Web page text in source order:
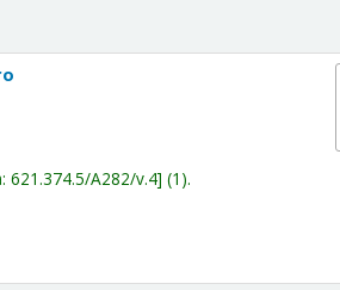
621.374.5/A282/v.4 (1).